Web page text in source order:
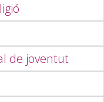
de joventut